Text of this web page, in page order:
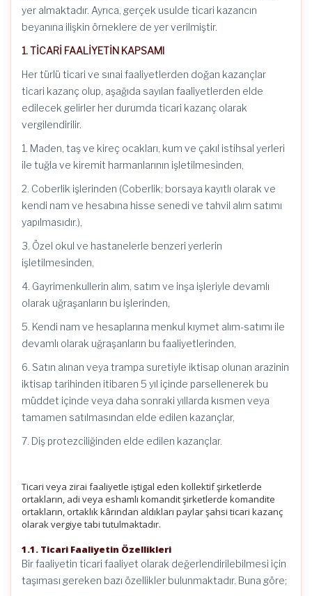
yer almaktadır. Ayrıca, gerçek usulde ticari kazancın
beyanına ilişkin örneklere de yer verilmiştir.
1. TİCARİ FAALİYETİN KAPSAMI
Her türlü ticari ve sınai faaliyetlerden doğan kazançlar
ticari kazanç olup, aşağıda sayılan faaliyetlerden elde
edilecek gelirler her durumda ticari kazanç olarak
vergilendirilir.
1. Maden, taş ve kireç ocakları, kum ve çakıl istihsal yerleri
ile tuğla ve kiremit harmanlarının işletilmesinden,
2. Coberlik işlerinden (Coberlik; borsaya kayıtlı olarak ve
kendi nam ve hesabına hisse senedi ve tahvil alım satımı
yapılmasıdır.),
3. Özel okul ve hastanelerle benzeri yerlerin
işletilmesinden,
4. Gayrimenkullerin alım, satım ve inşa işleriyle devamlı
olarak uğraşanların bu işlerinden,
5. Kendi nam ve hesaplarına menkul kıymet alım-satımı ile
devamlı olarak uğraşanların bu faaliyetlerinden,
6. Satın alınan veya trampa suretiyle iktisap olunan arazinin
iktisap tarihinden itibaren 5 yıl içinde parsellenerek bu
müddet içinde veya daha sonraki yıllarda kısmen veya
tamamen satılmasından elde edilen kazançlar,
7. Diş protezciliğinden elde edilen kazançlar.
Ticari veya zirai faaliyetle iştigal eden kollektif şirketlerde
ortakların, adi veya eshamlı komandit şirketlerde komandite
ortakların, ortaklık kârından aldıkları paylar şahsi ticari kazanç
olarak vergiye tabi tutulmaktadır.
1.1. Ticari Faaliyetin Özellikleri
Bir faaliyetin ticari faaliyet olarak değerlendirilebilmesi için
taşıması gereken bazı özellikler bulunmaktadır. Buna göre;